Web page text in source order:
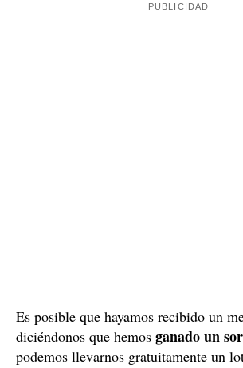
Es posible que hayamos recibido un
diciéndonos que hemos ganado un
podemos llevarnos gratuitamente un